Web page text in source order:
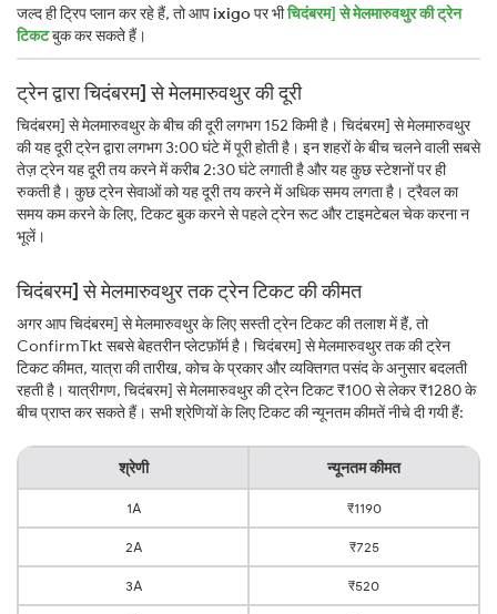
जल्द ही ट्रिप प्लान कर रहे हैं, तो आपixigoपर भीचिदंबरम] से मेलमारुवथुर की ट्रेन
टिकटबुक कर सकते हैं।
ट्रेन द्वारा चिदंबरम] से मेलमारुवथुर की दूरी
चिदंबरम] से मेलमारुवथुर के बीच की दूरी लगभग 152 किमी है। चिदंबरम] से मेलमारुवथुर
की यह दूरी ट्रेन द्वारा लगभग 3:00 घंटे में पूरी होती है। इन शहरों के बीच चलने वाली सबसे
तेज़ ट्रेन यह दूरी तय करने में करीब 2:30 घंटे लगाती है और यह कुछ स्टेशनों पर ही
रुकती है। कुछ ट्रेन सेवाओं को यह दूरी तय करने में अधिक समय लगता है। ट्रैवल का
समय कम करने के लिए, टिकट बुक करने से पहले ट्रेन रूट और टाइमटेबल चेक करना न
भूलें।
चिदंबरम] से मेलमारुवथुर तक ट्रेन टिकट की कीमत
अगर आप चिदंबरम] से मेलमारुवथुर के लिए सस्ती ट्रेन टिकट की तलाश में हैं, तो
ConfirmTkt सबसे बेहतरीन प्लेटफ़ॉर्म है। चिदंबरम] से मेलमारुवथुर तक की ट्रेन
टिकट कीमत, यात्रा की तारीख, कोच के प्रकार और व्यक्तिगत पसंद के अनुसार बदलती
रहती है। यात्रीगण, चिदंबरम] से मेलमारुवथुर की ट्रेन टिकट ₹100 से लेकर ₹1280 के
बीच प्राप्त कर सकते हैं। सभी श्रेणियों के लिए टिकट की न्यूनतम कीमतें नीचे दी गयी हैं:
श्रेणी न्यूनतम कीमत
1A ₹1190
2A ₹725
3A ₹520